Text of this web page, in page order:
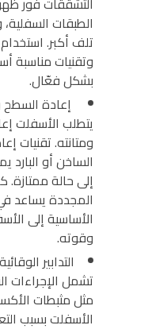
الطبقات
تلف أكبر.
وتقنيات مناسبة
بشكل فعّال.
إعادة السطح
يتطلب الأسفلت
ومتانته. تقنيات
الساخن أو
إلى حالة ممتازة.
المجددة يساعد
الأساسية إلى
وقوته.
التدابير الوقائية
تشمل الإجراءات
مثل مثبطات
الأسفلت بسبب